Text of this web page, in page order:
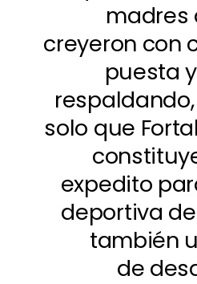
madres
creyeron con
puesta
solo que
expedito
deportiva
también
de